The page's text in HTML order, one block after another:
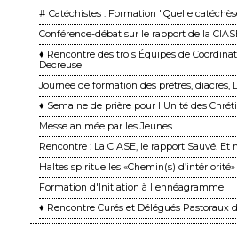
# Catéchistes : Formation "Quelle
Conférence-débat sur le rapport de la
♦ Rencontre des trois Équipes de
Decreuse
Journée de formation des prêtres, diacres,
♦ Semaine de prière pour l'Unité des
Messe animée par les Jeunes
Rencontre : La CIASE, le rapport Sauvé. Et
Haltes spirituelles «Chemin(s)
Formation d'Initiation à l'ennéagramme
♦ Rencontre Curés et Délégués Pastoraux